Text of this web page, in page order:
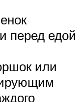
перед едой
или